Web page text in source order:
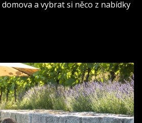
a vybrat si něco z nabídky